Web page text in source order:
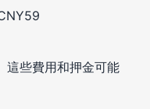
這些費用和押金可能